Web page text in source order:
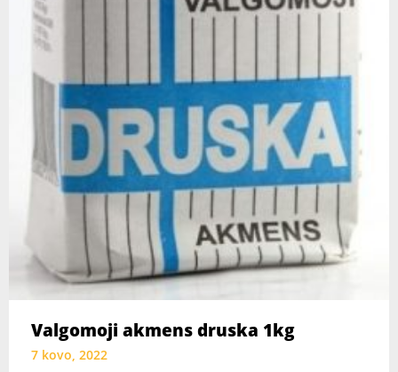
Valgomoji akmens druska 1kg
7 kovo, 2022